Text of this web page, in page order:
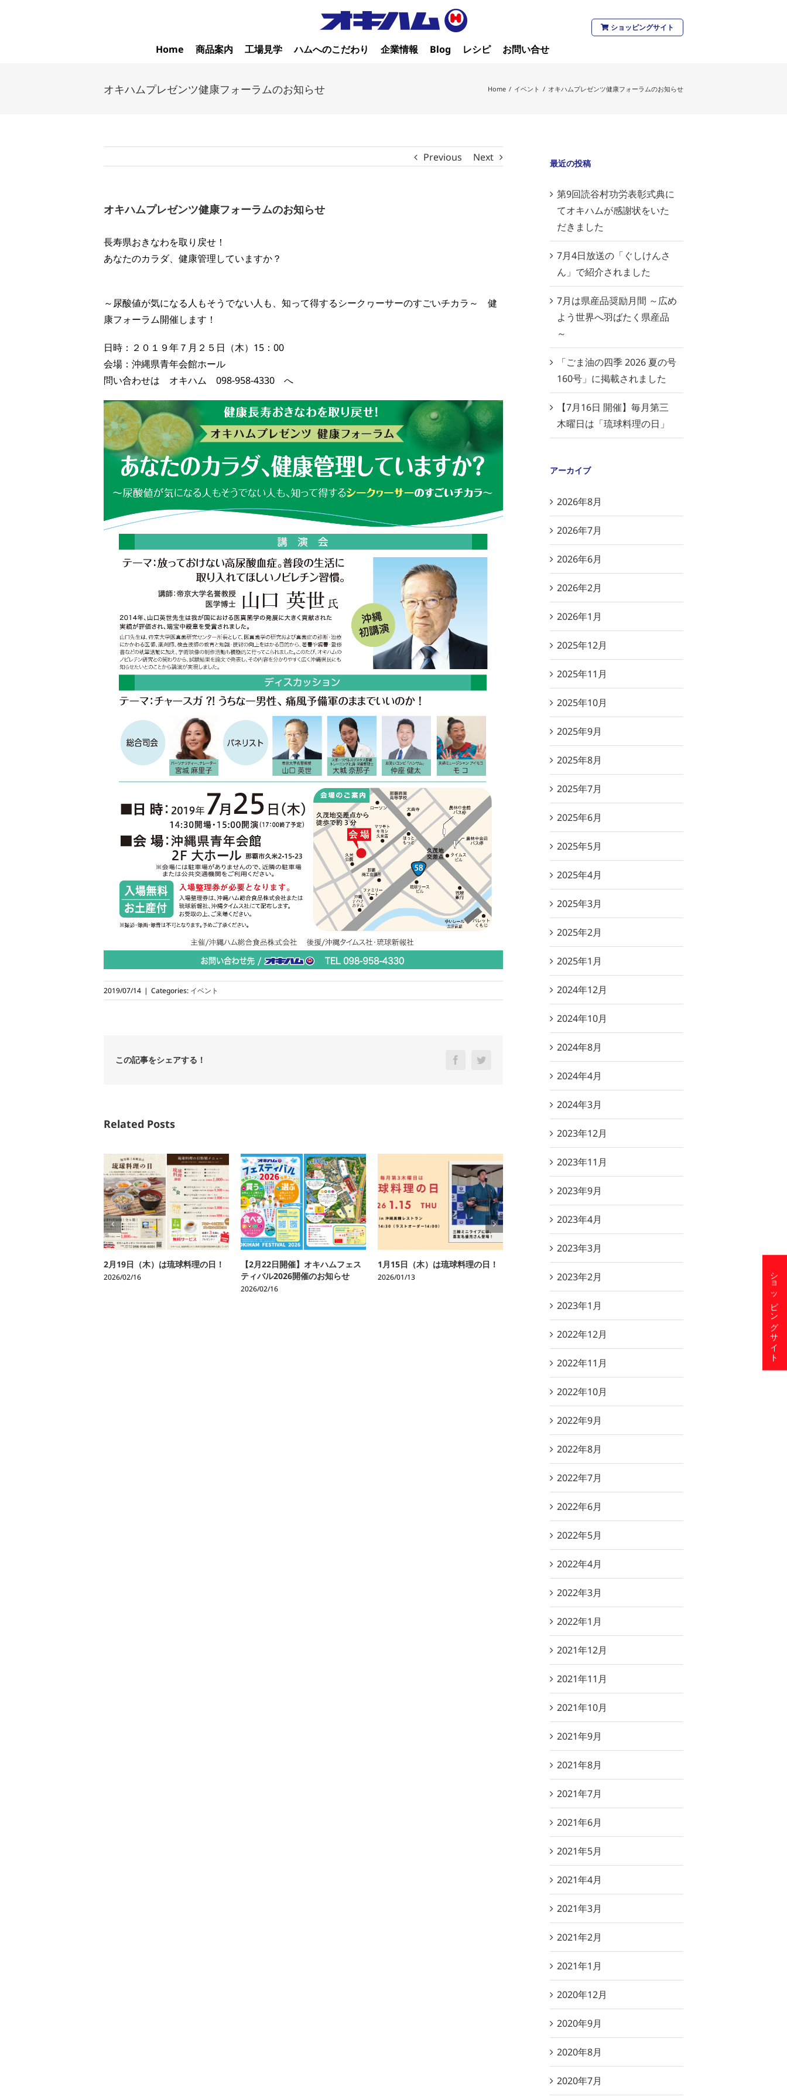
ショッピングサイト
Home 商品案内 工場見学 ハムへのこだわり 企業情報 Blog レシピ お問い合せ
オキハムプレゼンツ健康フォーラムのお知らせ Home / イベント / オキハムプレゼンツ健康フォーラムのお知らせ
Previous Next
オキハムプレゼンツ健康フォーラムのお知らせ
長寿県おきなわを取り戻せ！
あなたのカラダ、健康管理していますか？
～尿酸値が気になる人もそうでない人も、知って得するシークヮーサーのすごいチカラ～ 健
康フォーラム開催します！
日時：２０１９年７月２５日（木）15：00
会場：沖縄県青年会館ホール
問い合わせは オキハム 098-958-4330 へ
2019/07/14 | Categories: イベント
この記事をシェアする！ Facebook
Related Posts
2月19日（木）は琉球料理の日！
2026/02/16
【2月22日開催】オキハムフェス
ティバル2026開催のお知らせ
2026/02/16
1月15日（木）は琉球料理の日！
2026/01/13
12月18日（木）は琉球料理の日！
2025/12/12
【7月16日 開催】毎月第三木曜日
2026/07/16
最近の投稿
第9回読谷村功労表彰式典に
てオキハムが感謝状をいた
だきました
7月4日放送の「ぐしけんさ
ん」で紹介されました
7月は県産品奨励月間 ～広め
よう世界へ羽ばたく県産品
～
「ごま油の四季 2026 夏の号
160号」に掲載されました
【7月16日 開催】毎月第三
木曜日は「琉球料理の日」
アーカイブ
2026年8月
2026年7月
2026年6月
2026年2月
2026年1月
2025年12月
2025年11月
2025年10月
2025年9月
2025年8月
2025年7月
2025年6月
2025年5月
2025年4月
2025年3月
2025年2月
2025年1月
2024年12月
2024年10月
2024年8月
2024年4月
2024年3月
2023年12月
2023年11月
2023年9月
2023年4月
2023年3月
2023年2月
2023年1月
2022年12月
2022年11月
2022年10月
2022年9月
2022年8月
2022年7月
2022年6月
2022年5月
2022年4月
2022年3月
2022年1月
2021年12月
2021年11月
2021年10月
2021年9月
2021年8月
2021年7月
2021年6月
2021年5月
2021年4月
2021年3月
2021年2月
2021年1月
2020年12月
2020年9月
2020年8月
2020年7月
ショッピングサイト